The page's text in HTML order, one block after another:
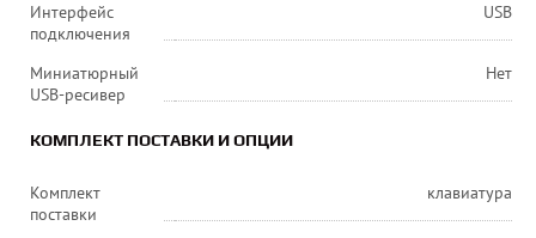
Интерфейс
подключения
USB
Миниатюрный
USB-ресивер
Нет
КОМПЛЕКТ ПОСТАВКИ И ОПЦИИ
Комплект
поставки
клавиатура